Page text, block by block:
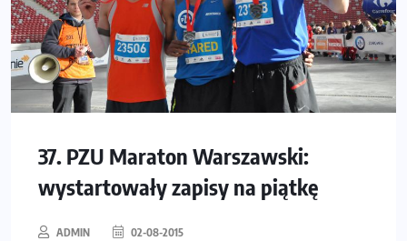
37. PZU Maraton Warszawski:
wystartowały zapisy na piątkę
ADMIN 02-08-2015